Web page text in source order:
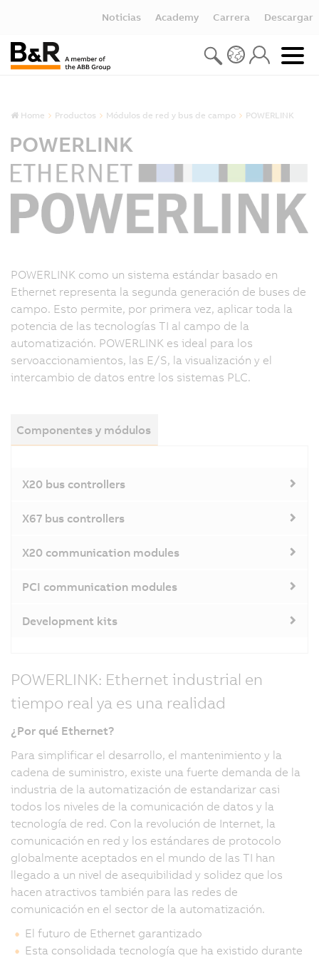
Noticias Academy Carrera Descargar
Home Productos Módulos de red y bus de campo POWERLINK
POWERLINK
POWERLINK como un sistema estándar basado en
Ethernet representa la segunda generación de buses de
campo. Esto permite, por primera vez, aplicar toda la
potencia de las tecnologías TI al campo de la
automatización. POWERLINK es ideal para los
servoaccionamientos, las E/S, la visualización y el
intercambio de datos entre los sistemas PLC.
Componentes y módulos
X20 bus controllers
X67 bus controllers
X20 communication modules
PCI communication modules
Development kits
POWERLINK: Ethernet industrial en
tiempo real ya es una realidad
¿Por qué Ethernet?
Para simplificar el desarrollo, el mantenimiento y la
cadena de suministro, existe una fuerte demanda de la
industria de la automatización de estandarizar casi
todos los niveles de la comunicación de datos y la
tecnología de red. Con la revolución de Internet, la
comunicación en red y los estándares de protocolo
globalmente aceptados en el mundo de las TI han
llegado a un nivel de asequibilidad y solidez que los
hacen atractivos también para las redes de
comunicación en el sector de la automatización.
El futuro de Ethernet garantizado
Esta consolidada tecnología que ha existido durante